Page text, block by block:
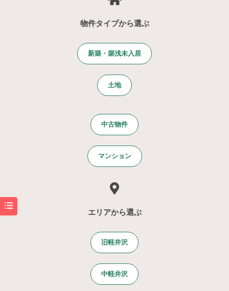
物件タイプから選ぶ
新築・築浅未入居
土地
中古物件
マンション
エリアから選ぶ
旧軽井沢
中軽井沢